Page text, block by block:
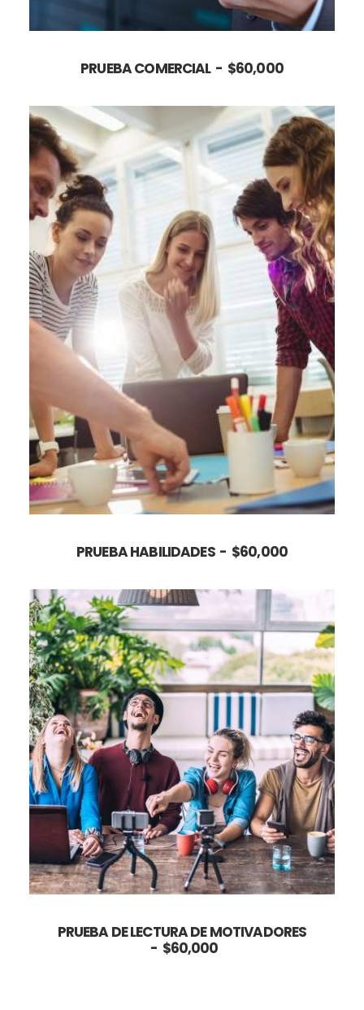
AÑADIR AL CARRITO
PRUEBA COMERCIAL $60,000
AÑADIR AL CARRITO
PRUEBA HABILIDADES $60,000
AÑADIR AL CARRITO
PRUEBA DE LECTURA DE MOTIVADORES
$60,000